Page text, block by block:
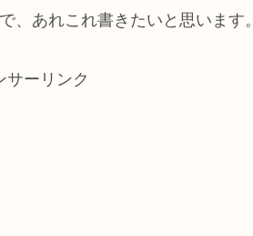
、あれこれ書きたいと思います。
サーリンク